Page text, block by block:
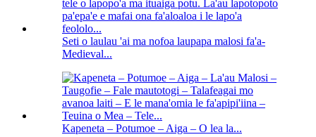
Seti o laulau 'ai ma nofoa laupapa malosi fa'a-
Medieval...
Kapeneta – Potumoe – Aiga – O lea la...